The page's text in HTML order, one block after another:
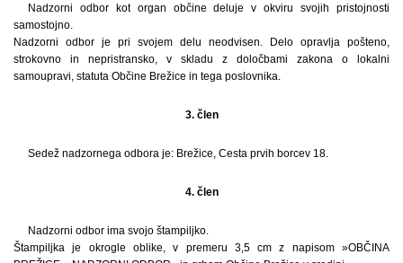
Nadzorni odbor kot organ občine deluje v okviru svojih pristojnosti
samostojno.
Nadzorni odbor je pri svojem delu neodvisen. Delo opravlja pošteno,
strokovno in nepristransko, v skladu z določbami zakona o lokalni
samoupravi, statuta Občine Brežice in tega poslovnika.
3. člen
Sedež nadzornega odbora je: Brežice, Cesta prvih borcev 18.
4. člen
Nadzorni odbor ima svojo štampiljko.
Štampiljka je okrogle oblike, v premeru 3,5 cm z napisom »OBČINA